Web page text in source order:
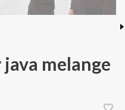
melange